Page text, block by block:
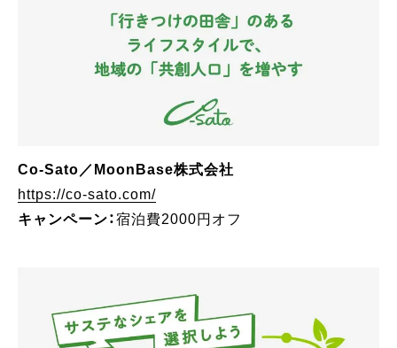
Co-Sato／MoonBase株式会社
https://co-sato.com/
キャンペーン：宿泊費2000円オフ